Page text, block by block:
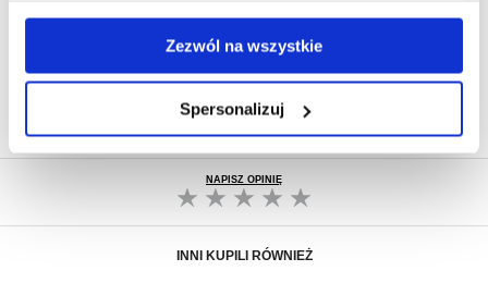
Zezwól na wszystkie
Spersonalizuj
OBSŁUGA TELEFONICZNA
30-DNIOWA POLITYKA ZWROTU
PONAD 8 000 000 ZADOWOLONYCH
NAPISZ OPINIĘ
INNI KUPILI RÓWNIEŻ